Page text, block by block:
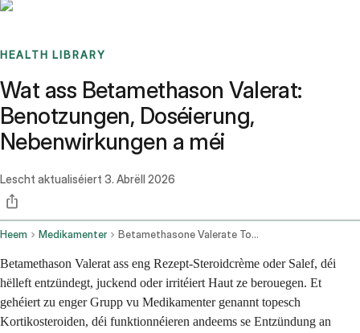
HEALTH LIBRARY
Wat ass Betamethason Valerat:
Benotzungen, Doséierung,
Nebenwirkungen a méi
Lescht aktualiséiert 3. Abrëll 2026
Heem Medikamenter Betamethasone Valerate Topical Application Route
Betamethason Valerat ass eng Rezept-Steroidcrème oder Salef, déi
hëlleft entzündegt, juckend oder irritéiert Haut ze berouegen. Et
gehéiert zu enger Grupp vu Medikamenter genannt topesch
Kortikosteroiden, déi funktionnéieren andeems se Entzündung an